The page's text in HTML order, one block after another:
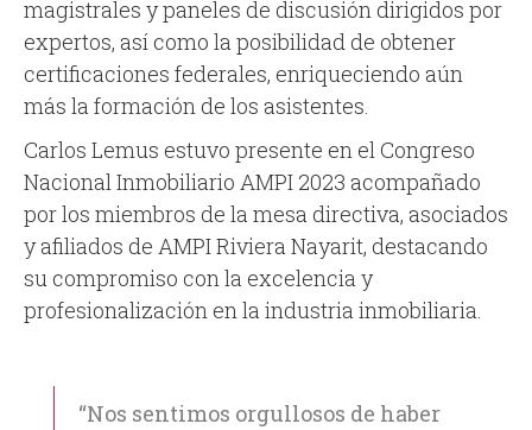
magistrales y paneles de discusión dirigidos por
expertos, así como la posibilidad de obtener
certificaciones federales, enriqueciendo aún
más la formación de los asistentes.
Carlos Lemus estuvo presente en el Congreso
Nacional Inmobiliario AMPI 2023 acompañado
por los miembros de la mesa directiva, asociados
y afiliados de AMPI Riviera Nayarit, destacando
su compromiso con la excelencia y
profesionalización en la industria inmobiliaria.
“Nos sentimos orgullosos de haber